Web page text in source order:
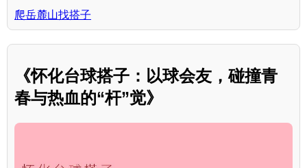
爬岳麓山找搭子
《怀化台球搭子：以球会友，碰撞青
春与热血的“杆”觉》